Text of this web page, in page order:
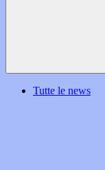
Tutte le news